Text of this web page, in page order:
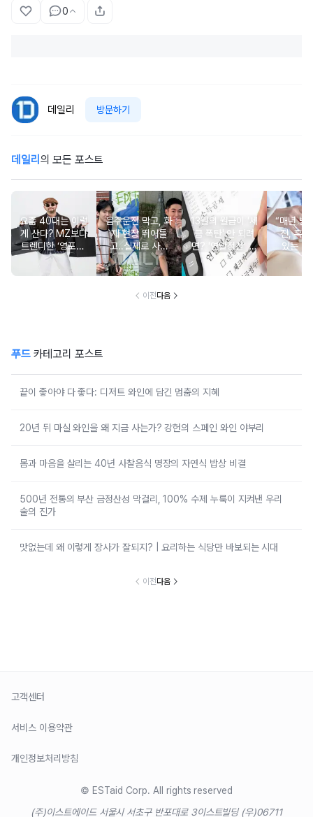
0
데일리 방문하기
데일리 의 모든 포스트
요즘 40대는 이렇
게 산다? MZ보다
트렌디한 ‘영포티’
분석
음주운전 막고, 화
재 현장 뛰어들
고..실제로 사람
구한 연예인 10
13월의 월급이 '세
금 폭탄' 안 되려
면? '연말정산' 핵
심 꿀팁 A to Z
“매년 받
진, 혹시
있는 건
요?”
이전다음
푸드카테고리 포스트
끝이 좋아야 다 좋다: 디저트 와인에 담긴 멈춤의 지혜
20년 뒤 마실 와인을 왜 지금 사는가? 강헌의 스페인 와인 야부리
몸과 마음을 살리는 40년 사찰음식 명장의 자연식 밥상 비결
500년 전통의 부산 금정산성 막걸리, 100% 수제 누룩이 지켜낸 우리
술의 진가
맛없는데 왜 이렇게 장사가 잘되지? | 요리하는 식당만 바보되는 시대
이전다음
고객센터
서비스 이용약관
개인정보처리방침
© ESTaid Corp. All rights reserved
(주)이스트에이드 서울시 서초구 반포대로 3이스트빌딩 (우)06711